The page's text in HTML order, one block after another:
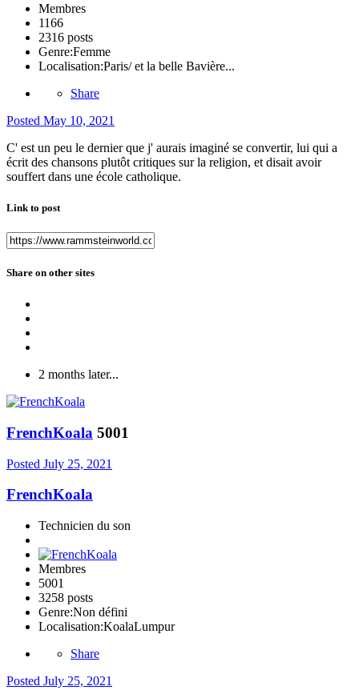
Membres
1166
2316 posts
Genre:Femme
Localisation:Paris/ et la belle Bavière...
Share
Posted May 10, 2021
C' est un peu le dernier que j' aurais imaginé se convertir, lui qui a
écrit des chansons plutôt critiques sur la religion, et disait avoir
souffert dans une école catholique.
Link to post
Share on other sites
2 months later...
FrenchKoala 5001
Posted July 25, 2021
FrenchKoala
Technicien du son
Membres
5001
3258 posts
Genre:Non défini
Localisation:KoalaLumpur
Share
Posted July 25, 2021